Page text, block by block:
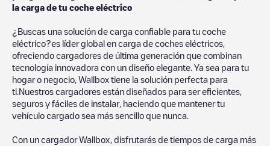
la carga de tu coche eléctrico
¿Buscas una solución de carga confiable para tu coche
eléctrico?es líder global en carga de coches eléctricos,
ofreciendo cargadores de última generación que combinan
tecnología innovadora con un diseño elegante. Ya sea para tu
hogar o negocio, Wallbox tiene la solución perfecta para
ti.Nuestros cargadores están diseñados para ser eficientes,
seguros y fáciles de instalar, haciendo que mantener tu
vehículo cargado sea más sencillo que nunca.
Con un cargador Wallbox, disfrutarás de tiempos de carga más